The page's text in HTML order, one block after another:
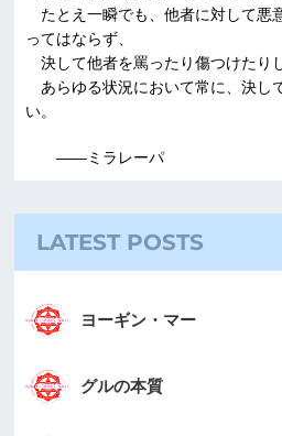
たとえ一瞬でも、他者に対して悪
ってはならず、
決して他者を罵ったり傷つけたり
あらゆる状況において常に、決し
い。
――ミラレーパ
LATEST POSTS
ヨーギン・マー
グルの本質